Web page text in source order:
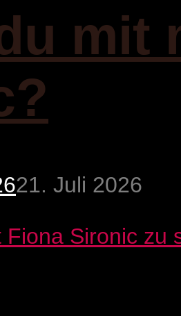
mit
21. Juli 2026